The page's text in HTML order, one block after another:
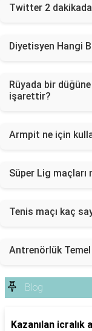
Twitter 2
Diyetisyen Hangi
Rüyada bir
işarettir?
Armpit ne için
Süper Lig
Tenis maçı kaç
Antrenörlük Temel
Blog
Kazanılan icralık